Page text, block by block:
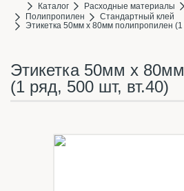
Каталог Расходные материалы
Полипропилен
Стандартный клей
Этикетка 50мм х 80мм полипропилен (1
Этикетка 50мм х
(1 ряд, 500 шт, вт.40)